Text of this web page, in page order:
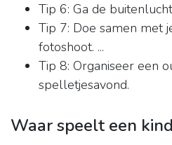
Tip 6: Ga de buitenlucht
Tip 7: Doe samen met
fotoshoot. ...
Tip 8: Organiseer een
spelletjesavond.
Waar speelt een